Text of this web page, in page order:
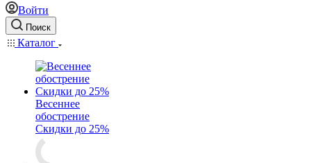
Войти
Поиск
Каталог
Весеннее
обострение
Скидки до 25%